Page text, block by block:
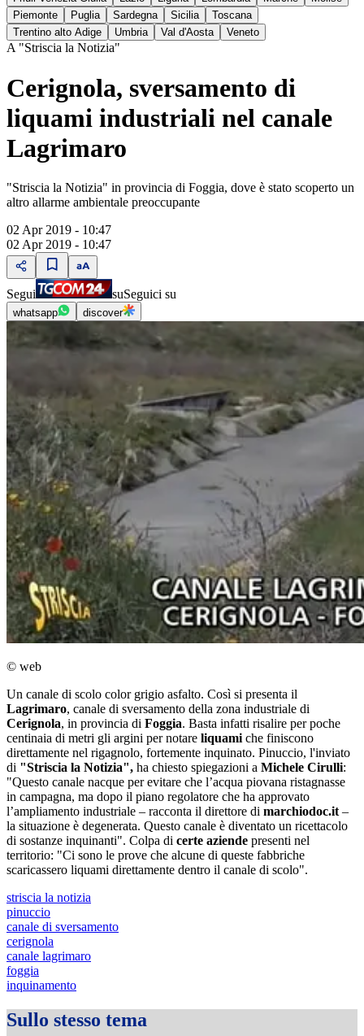
Piemonte
Puglia Sardegna Sicilia
Toscana
Trentino alto Adige
Umbria Val d'Aosta Veneto
A "Striscia la Notizia"
Cerignola, sversamento di
liquami industriali nel canale
Lagrimaro
"Striscia la Notizia" in provincia di Foggia, dove è stato scoperto un
altro allarme ambientale preoccupante
02 Apr 2019 - 10:47
02 Apr 2019 - 10:47
Segui suSeguici su
whatsapp discover
© web
Un canale di scolo color grigio asfalto. Così si presenta il
Lagrimaro, canale di sversamento della zona industriale di
Cerignola, in provincia di Foggia. Basta infatti risalire per poche
centinaia di metri gli argini per notare liquami che finiscono
direttamente nel rigagnolo, fortemente inquinato. Pinuccio, l'inviato
di "Striscia la Notizia", ha chiesto spiegazioni a Michele Cirulli:
"Questo canale nacque per evitare che l’acqua piovana ristagnasse
in campagna, ma dopo il piano regolatore che ha approvato
l’ampliamento industriale – racconta il direttore di marchiodoc.it –
la situazione è degenerata. Questo canale è diventato un ricettacolo
di sostanze inquinanti". Colpa di certe aziende presenti nel
territorio: "Ci sono le prove che alcune di queste fabbriche
scaricassero liquami direttamente dentro il canale di scolo".
striscia la notizia
pinuccio
canale di sversamento
cerignola
canale lagrimaro
foggia
inquinamento
Sullo stesso tema